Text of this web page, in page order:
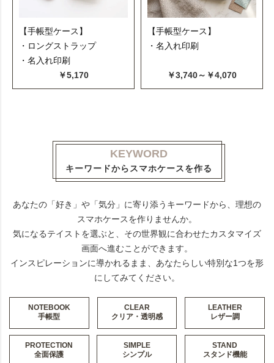
【手帳型ケース】
・ロングストラップ
・名入れ印刷
￥5,170
【手帳型ケース】
・名入れ印刷
￥3,740～￥4,070
KEYWORD
キーワードからスマホケースを作る
あなたの「好き」や「気分」に寄り添うキーワードから、理想の
スマホケースを作りませんか。
気になるテイストを選ぶと、その世界観に合わせたカスタマイズ
画面へ進むことができます。
インスピレーションに導かれるまま、あなたらしい特別な1つを形
にしてみてください。
NOTEBOOK
手帳型
CLEAR
クリア・透明感
LEATHER
レザー調
PROTECTION
全面保護
SIMPLE
シンプル
STAND
スタンド機能